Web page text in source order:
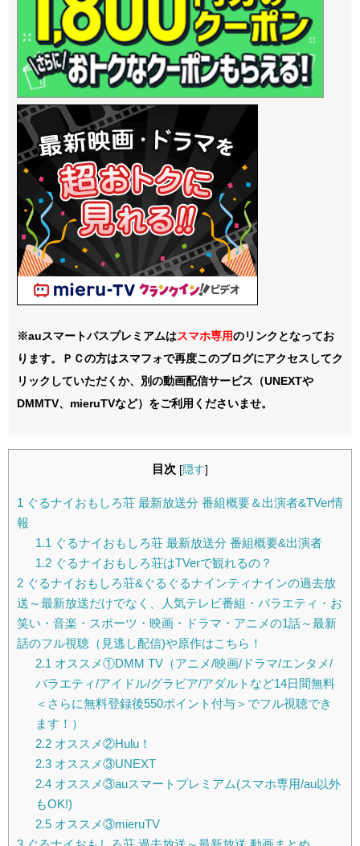
※auスマートパスプレミアムはスマホ専用のリンクとなってお
ります。ＰＣの方はスマフォで再度このブログにアクセスしてク
リックしていただくか、別の動画配信サービス（UNEXTや
DMMTV、mieruTVなど）をご利用くださいませ。
目次 [隠す]
1 ぐるナイおもしろ荘 最新放送分 番組概要＆出演者&TVer情
報
1.1ぐるナイおもしろ荘 最新放送分 番組概要&出演者
1.2ぐるナイおもしろ荘はTVerで観れるの？
2 ぐるナイおもしろ荘&ぐるぐるナインティナインの過去放
送～最新放送だけでなく、人気テレビ番組・バラエティ・お
笑い・音楽・スポーツ・映画・ドラマ・アニメの1話～最新
話のフル視聴（見逃し配信)や原作はこちら！
2.1オススメ①DMM TV（アニメ/映画/ドラマ/エンタメ/
バラエティ/アイドル/グラビア/アダルトなど14日間無料
＜さらに無料登録後550ポイント付与＞でフル視聴でき
ます！）
2.2オススメ②Hulu！
2.3オススメ③UNEXT
2.4オススメ③auスマートプレミアム(スマホ専用/au以外
もOK!)
2.5オススメ③mieruTV